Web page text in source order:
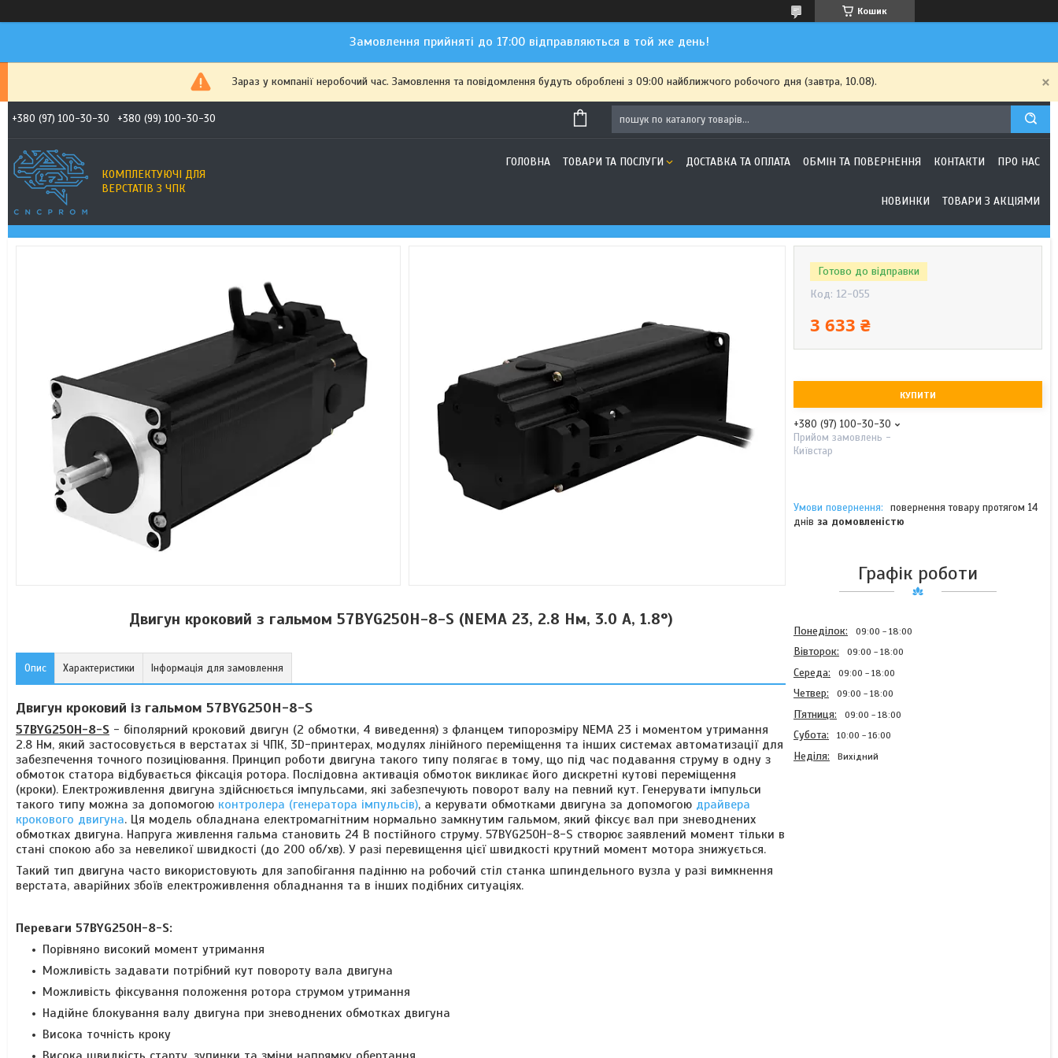
Кошик
Замовлення прийняті до 17:00 відправляються в той же день!
Зараз у компанії неробочий час. Замовлення та повідомлення будуть оброблені з 09:00 найближчого робочого дня (завтра, 10.08).
+380 (97) 100-30-30 +380 (99) 100-30-30
КОМПЛЕКТУЮЧІ ДЛЯ
ВЕРСТАТІВ З ЧПК
ГОЛОВНА ТОВАРИ ТА ПОСЛУГИ ДОСТАВКА ТА ОПЛАТА ОБМІН ТА ПОВЕРНЕННЯ КОНТАКТИ ПРО НАС
НОВИНКИ ТОВАРИ З АКЦІЯМИ
Двигун кроковий з гальмом 57BYG250H-8-S (NEMA 23, 2.8 Нм, 3.0 А, 1.8°)
Опис Характеристики Інформація для замовлення
Двигун кроковий із гальмом 57BYG250H-8-S
57BYG250H-8-S - біполярний кроковий двигун (2 обмотки, 4 виведення) з фланцем типорозміру NEMA 23 і моментом утримання
2.8 Нм, який застосовується в верстатах зі ЧПК, 3D-принтерах, модулях лінійного переміщення та інших системах автоматизації для
забезпечення точного позиціювання. Принцип роботи двигуна такого типу полягає в тому, що під час подавання струму в одну з
обмоток статора відбувається фіксація ротора. Послідовна активація обмоток викликає його дискретні кутові переміщення
(кроки). Електроживлення двигуна здійснюється імпульсами, які забезпечують поворот валу на певний кут. Генерувати імпульси
такого типу можна за допомогою контролера (генератора імпульсів), а керувати обмотками двигуна за допомогою драйвера
крокового двигуна. Ця модель обладнана електромагнітним нормально замкнутим гальмом, який фіксує вал при зневоднених
обмотках двигуна. Напруга живлення гальма становить 24 В постійного струму. 57BYG250H-8-S створює заявлений момент тільки в
стані спокою або за невеликої швидкості (до 200 об/хв). У разі перевищення цієї швидкості крутний момент мотора знижується.
Такий тип двигуна часто використовують для запобігання падінню на робочий стіл станка шпиндельного вузла у разі вимкнення
верстата, аварійних збоїв електроживлення обладнання та в інших подібних ситуаціях.
Переваги 57BYG250H-8-S:
Порівняно високий момент утримання
Можливість задавати потрібний кут повороту вала двигуна
Можливість фіксування положення ротора струмом утримання
Надійне блокування валу двигуна при зневоднених обмотках двигуна
Висока точність кроку
Готово до відправки
Код: 12-055
3 633 ₴
КУПИТИ
+380 (97) 100-30-30
Прийом замовлень -
Київстар
повернення товару протягом 14
днів за домовленістю
Графік роботи
Понеділок 09:00 18:00
Вівторок 09:00 18:00
Середа 09:00 18:00
Четвер 09:00 18:00
Пʼятниця 09:00 18:00
Субота 10:00 16:00
Неділя Вихідний